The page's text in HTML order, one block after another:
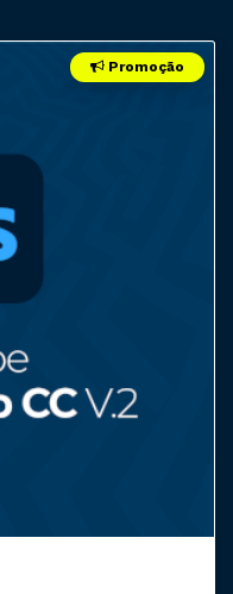
Promoção